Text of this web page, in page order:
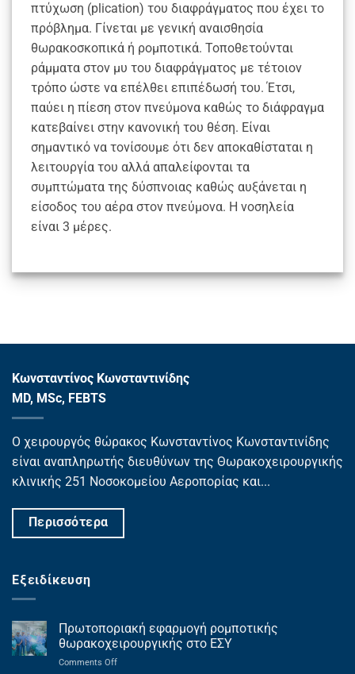
πτύχωση (plication) του διαφράγματος που έχει το
πρόβλημα. Γίνεται με γενική αναισθησία
θωρακοσκοπικά ή ρομποτικά. Τοποθετούνται
ράμματα στον μυ του διαφράγματος με τέτοιον
τρόπο ώστε να επέλθει επιπέδωσή του. Έτσι,
παύει η πίεση στον πνεύμονα καθώς το διάφραγμα
κατεβαίνει στην κανονική του θέση. Είναι
σημαντικό να τονίσουμε ότι δεν αποκαθίσταται η
λειτουργία του αλλά απαλείφονται τα
συμπτώματα της δύσπνοιας καθώς αυξάνεται η
είσοδος του αέρα στον πνεύμονα. Η νοσηλεία
είναι 3 μέρες.
Κωνσταντίνος Κωνσταντινίδης
MD, MSc, FEBTS
Ο χειρουργός θώρακος Κωνσταντίνος Κωνσταντινίδης
είναι αναπληρωτής διευθύνων της Θωρακοχειρουργικής
κλινικής 251 Νοσοκομείου Αεροπορίας και...
Περισσότερα
Εξειδίκευση
Πρωτοποριακή εφαρμογή ρομποτικής
θωρακοχειρουργικής στο ΕΣΥ
Comments Offon